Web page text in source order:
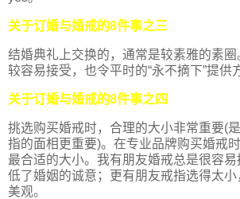
关于订婚与婚戒的8件事之三
结婚典礼上交换的，通常是较素雅的素
较容易接受，也令平时的“永不摘下”提供
关于订婚与婚戒的8件事之四
挑选购买婚戒时，合理的大小非常重要(
指的面相更重要)。在专业品牌购买婚戒
最合适的大小。我有朋友婚戒总是很容
低了婚姻的诚意；更有朋友戒指选得太
美观。